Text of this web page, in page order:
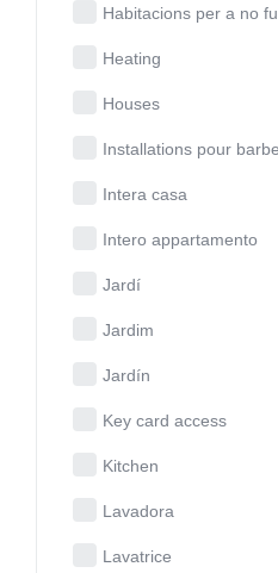
Habitacions per a no
Heating
Houses
Installations pour
Intera casa
Intero appartamento
Jardí
Jardim
Jardín
Key card access
Kitchen
Lavadora
Lavatrice